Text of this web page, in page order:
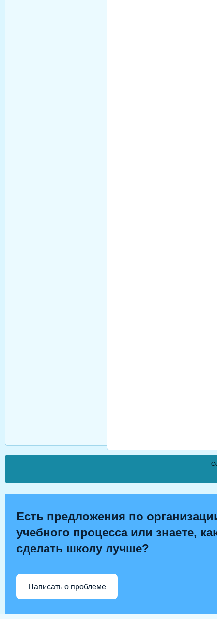
Есть предложения по
учебного процесса или знаете,
сделать школу лучше?
Написать о проблеме